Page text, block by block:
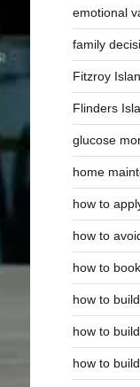
emotional
family
Fitzroy
Flinders
glucose
home
how to
how to
how to
how to
how to
how to